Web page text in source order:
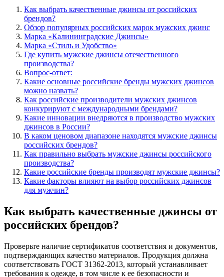
Как выбрать качественные джинсы от российских
брендов?
Обзор популярных российских марок мужских джинс
Марка «Калининградские Джинсы»
Марка «Стиль и Удобство»
Где купить мужские джинсы отечественного
производства?
Вопрос-ответ:
Какие основные российские бренды мужских джинсов
можно назвать?
Как российские производители мужских джинсов
конкурируют с международными брендами?
Какие инновации внедряются в производство мужских
джинсов в России?
В каком ценовом диапазоне находятся мужские джинсы
российских брендов?
Как правильно выбрать мужские джинсы российского
производства?
Какие российские бренды производят мужские джинсы?
Какие факторы влияют на выбор российских джинсов
для мужчин?
Как выбрать качественные джинсы от
российских брендов?
Проверьте наличие сертификатов соответствия и документов,
подтверждающих качество материалов. Продукция должна
соответствовать ГОСТ 31362-2013, который устанавливает
требования к одежде, в том числе к ее безопасности и